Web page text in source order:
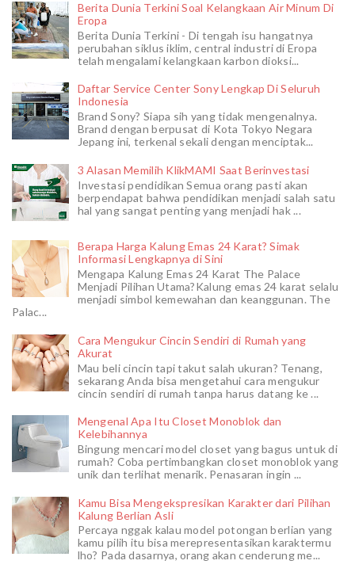
Berita Dunia Terkini Soal Kelangkaan Air Minum Di
Eropa
Berita Dunia Terkini - Di tengah isu hangatnya
perubahan siklus iklim, central industri di Eropa
telah mengalami kelangkaan karbon dioksi...
Daftar Service Center Sony Lengkap Di Seluruh
Indonesia
Brand Sony? Siapa sih yang tidak mengenalnya.
Brand dengan berpusat di Kota Tokyo Negara
Jepang ini, terkenal sekali dengan menciptak...
3 Alasan Memilih KlikMAMI Saat Berinvestasi
Investasi pendidikan Semua orang pasti akan
berpendapat bahwa pendidikan menjadi salah satu
hal yang sangat penting yang menjadi hak ...
Berapa Harga Kalung Emas 24 Karat? Simak
Informasi Lengkapnya di Sini
Mengapa Kalung Emas 24 Karat The Palace
Menjadi Pilihan Utama?Kalung emas 24 karat selalu
menjadi simbol kemewahan dan keanggunan. The
Palac...
Cara Mengukur Cincin Sendiri di Rumah yang
Akurat
Mau beli cincin tapi takut salah ukuran? Tenang,
sekarang Anda bisa mengetahui cara mengukur
cincin sendiri di rumah tanpa harus datang ke ...
Mengenal Apa Itu Closet Monoblok dan
Kelebihannya
Bingung mencari model closet yang bagus untuk di
rumah? Coba pertimbangkan closet monoblok yang
unik dan terlihat menarik. Penasaran ingin ...
Kamu Bisa Mengekspresikan Karakter dari Pilihan
Kalung Berlian Asli
Percaya nggak kalau model potongan berlian yang
kamu pilih itu bisa merepresentasikan karaktermu
lho? Pada dasarnya, orang akan cenderung me...